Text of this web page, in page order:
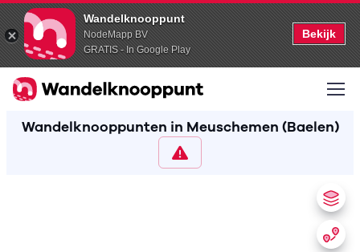
Wandelknooppunt
NodeMapp BV
GRATIS - In Google Play
Bekijk
Wandelknooppunten in Meuschemen (Baelen)